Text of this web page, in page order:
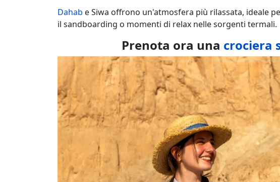
Dahab e Siwa offrono un'atmosfera più rilassata, ideale
il sandboarding o momenti di relax nelle sorgenti termali.
Prenota ora una crociera